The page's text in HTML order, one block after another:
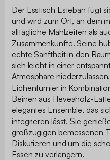
Der Esstisch Esteban fügt
und wird zum Ort, an dem
alltägliche Mahlzeiten als
Zusammenkünfte. Seine
echte Sanftheit in den
sich leicht in einer
Atmosphäre
Eichenfurnier in
Beinen aus Heveaholz-
elegantes Ensemble, das
integrieren lässt. Sie
großzügigen bemessenen
Diskutieren und um die
Essen zu verlängern.